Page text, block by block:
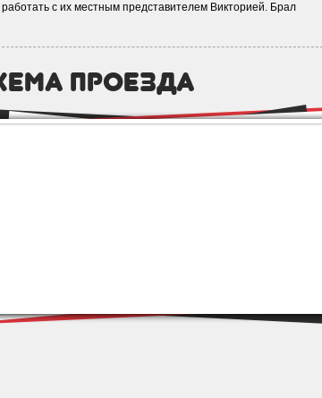
с их местным представителем Викторией. Брал
проезда